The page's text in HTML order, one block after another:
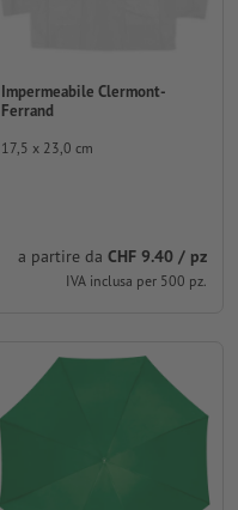
Impermeabile Clermont-
Ferrand
17,5 x 23,0 cm
a partire da CHF 9.40 / pz
IVA inclusa per 500 pz.